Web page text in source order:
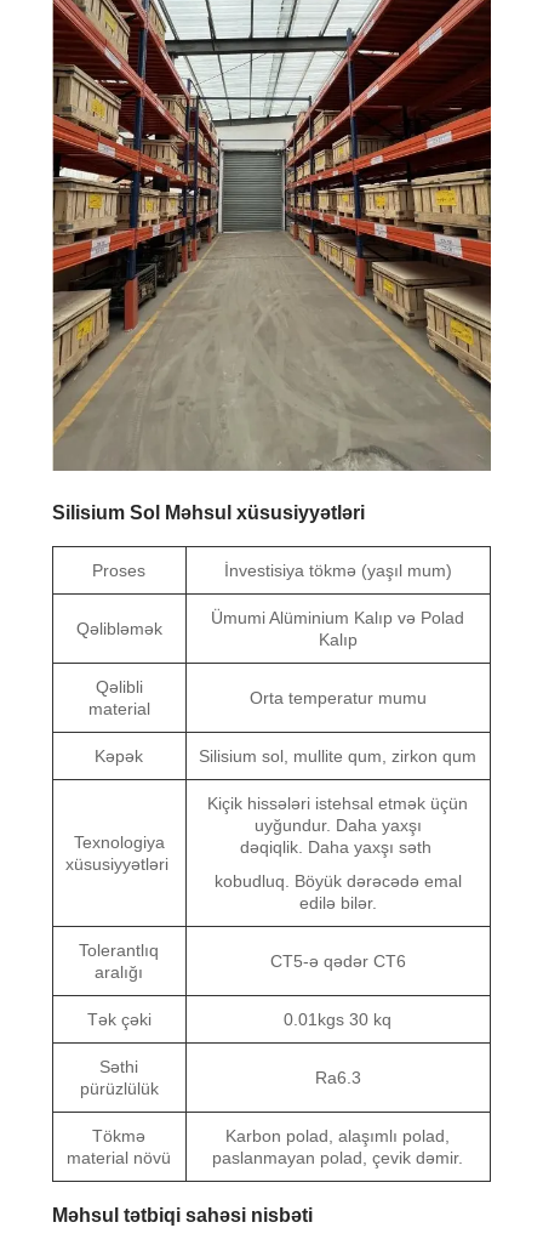
Silisium Sol Məhsul xüsusiyyətləri
Proses İnvestisiya tökmə (yaşıl mum)
Qəlibləmək
Ümumi Alüminium Kalıp və Polad
Kalıp
Qəlibli
material
Orta temperatur mumu
Kəpək Silisium sol, mullite qum, zirkon qum
Texnologiya
xüsusiyyətləri
Kiçik hissələri istehsal etmək üçün
uyğundur. Daha yaxşı
dəqiqlik. Daha yaxşı səth
kobudluq. Böyük dərəcədə emal
edilə bilər.
Tolerantlıq
aralığı
CT5-ə qədər CT6
Tək çəki 0.01kgs 30 kq
Səthi
pürüzlülük
Ra6.3
Tökmə
material növü
Karbon polad, alaşımlı polad,
paslanmayan polad, çevik dəmir.
Məhsul tətbiqi sahəsi nisbəti